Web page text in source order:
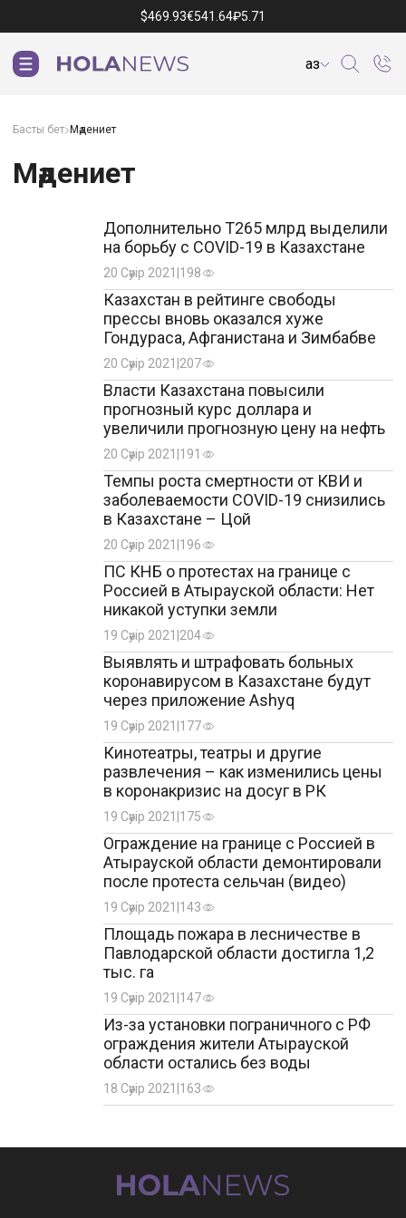
$469.93€541.64₽5.71
Қаз
Басты бет Мәдениет
Мәдениет
Дополнительно Т265 млрд выделили
на борьбу с COVID-19 в Казахстане
20 Сәуір 2021 198
Казахстан в рейтинге свободы
прессы вновь оказался хуже
Гондураса, Афганистана и Зимбабве
20 Сәуір 2021 207
Власти Казахстана повысили
прогнозный курс доллара и
увеличили прогнозную цену на нефть
20 Сәуір 2021 191
Темпы роста смертности от КВИ и
заболеваемости COVID-19 снизились
в Казахстане – Цой
20 Сәуір 2021 196
ПС КНБ о протестах на границе с
Россией в Атырауской области: Нет
никакой уступки земли
19 Сәуір 2021 204
Выявлять и штрафовать больных
коронавирусом в Казахстане будут
через приложение Ashyq
19 Сәуір 2021 177
Кинотеатры, театры и другие
развлечения – как изменились цены
в коронакризис на досуг в РК
19 Сәуір 2021 175
Ограждение на границе с Россией в
Атырауской области демонтировали
после протеста сельчан (видео)
19 Сәуір 2021 143
Площадь пожара в лесничестве в
Павлодарской области достигла 1,2
тыс. га
19 Сәуір 2021 147
Из-за установки пограничного с РФ
ограждения жители Атырауской
области остались без воды
18 Сәуір 2021 163